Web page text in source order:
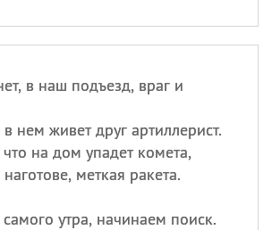
в наш подъезд, враг и
нем живет друг артиллерист.
на дом упадет комета,
меткая ракета.
утра, начинаем поиск.